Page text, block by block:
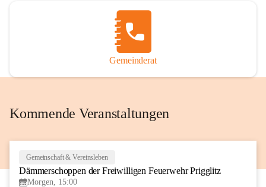
Gemeinderat
Kommende Veranstaltungen
Gemeinschaft & Vereinsleben
Dämmerschoppen der Freiwilligen Feuerwehr Prigglitz
Morgen, 15:00